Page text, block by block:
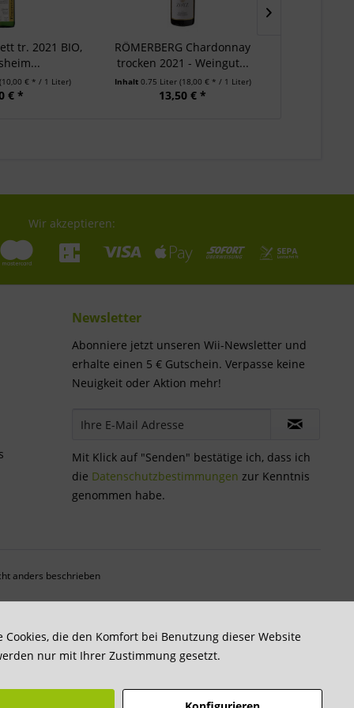
tr. 2021 BIO,
(10,00 € * / 1 Liter)
€ *
RÖMERBERG Chardonnay
trocken 2021 - Weingut...
Inhalt 0.75 Liter (18,00 € * / 1 Liter)
13,50 € *
Wir akzeptieren:
Newsletter
Abonniere jetzt unseren Wii-Newsletter und
erhalte einen 5 € Gutschein. Verpasse keine
Neuigkeit oder Aktion mehr!
Mit Klick auf "Senden" bestätige ich, dass ich
die Datenschutzbestimmungen zur Kenntnis
genommen habe.
anders beschrieben
die den Komfort bei Benutzung dieser Website
nur mit Ihrer Zustimmung gesetzt.